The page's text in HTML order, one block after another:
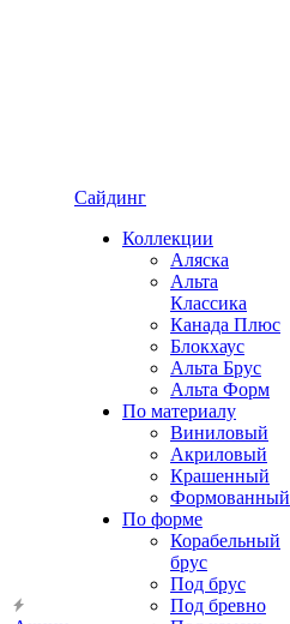
Сайдинг
Коллекции
Аляска
Альта
Классика
Канада Плюс
Блокхаус
Альта Брус
Альта Форм
По материалу
Виниловый
Акриловый
Крашенный
Формованный
По форме
Корабельный
брус
Под брус
Под бревно